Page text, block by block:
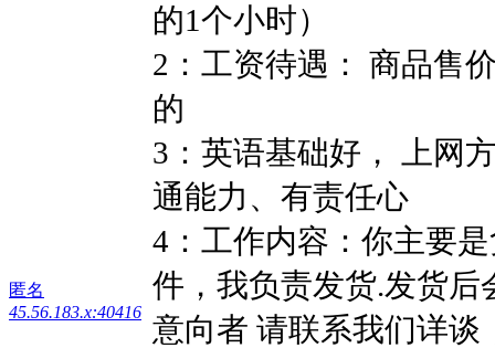
匿名
45.56.183.x:40416
的1个小时）
2：工资待遇： 商品售
的
3：英语基础好， 上网
通能力、有责任心
4：工作内容：你主要
件，我负责发货.发货
意向者 请联系我们详谈